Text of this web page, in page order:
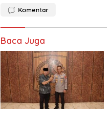
Komentar
Baca Juga